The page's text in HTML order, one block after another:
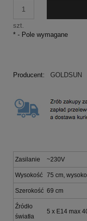
szt.
* - Pole wymagane
Producent: GOLDSUN
Zasilanie ~230V
Wysokość 75 cm,
Szerokość 69 cm
Źródło
światła
5 x E14 max